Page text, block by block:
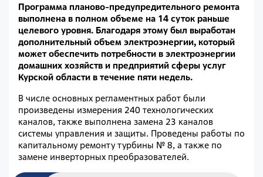
Программа планово-предупредительного ремонта
выполнена в полном объеме на 14 суток раньше
целевого уровня. Благодаря этому был выработан
дополнительный объем электроэнергии, который
может обеспечить потребности в электроэнергии
домашних хозяйств и предприятий сферы услуг
Курской области в течение пяти недель.
В числе основных регламентных работ были
произведены измерения 240 технологических
каналов, также выполнена замена 23 каналов
системы управления и защиты. Проведены работы по
капитальному ремонту турбины № 8, а также по
замене инверторных преобразователей.